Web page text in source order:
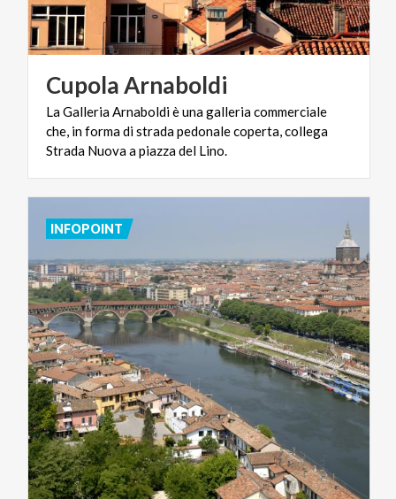
CupolaArnaboldi
La Galleria Arnaboldi è una galleria commerciale
che, in forma di strada pedonale coperta, collega
Strada Nuova a piazza del Lino.
INFOPOINT